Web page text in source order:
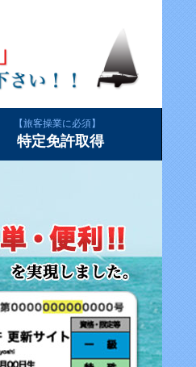
旅客操業に必須
特定免許取得